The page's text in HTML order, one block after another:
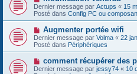
s
a
g
u
m
e
s
s
a
g
o
u
v
a
u
m
e
s
s
Dernier message par Actups « 15
Posté dans Config PC ou
N
o
u
v
a
u
Augmenter portée wifi
Dernier message par Volma « 22
Posté dans Périphériques
N
o
comment récupérer des
Dernier message par jessy74 « 10